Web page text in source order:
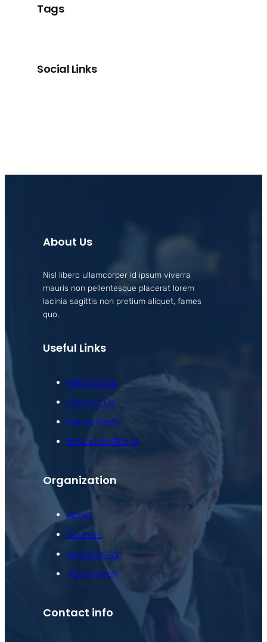
Tags
Social Links
About Us
Nisl libero ullamcorper id ipsum viverra
mauris non pellentesque placerat lorem
lacinia sagittis non pretium aliquet, fames
quo.
Useful Links
Help Center
Contact Us
Online Form
Education Board
Organization
About
Courses
Appreciation
Association
Contact info